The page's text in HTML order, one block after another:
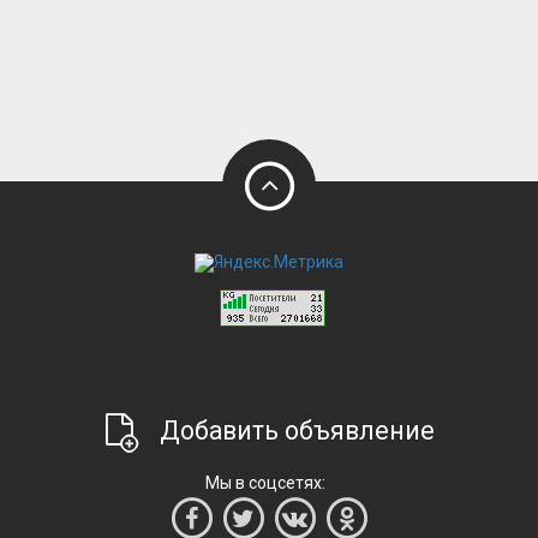
Добавить объявление
Мы в соцсетях: